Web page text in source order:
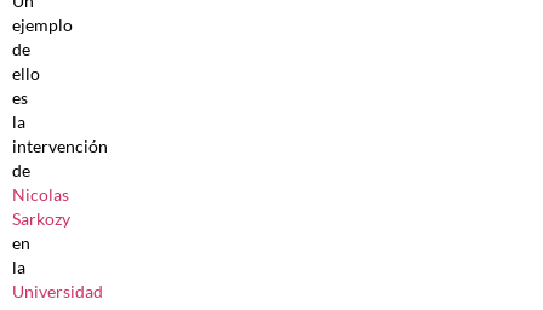
ejemplo
de
ello
es
la
intervención
de
Nicolas
Sarkozy
en
la
Universidad